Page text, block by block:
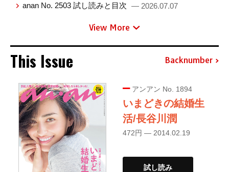
anan No. 2503 試し読みと目次 — 2026.07.07
View More
This Issue Backnumber
アンアン No. 1894
いまどきの結婚生
活/長谷川潤
472円 — 2014.02.19
試し読み